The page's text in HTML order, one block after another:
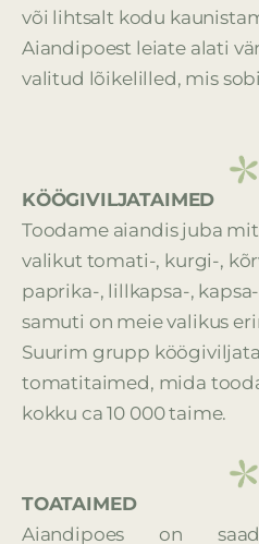
või lihtsalt kodu
Aiandipoest leiate alati
valitud lõikelilled, mis
KÖÖGIVILJATAIMED
Toodame aiandis juba
valikut tomati-, kurgi-,
paprika-, lillkapsa-,
samuti on meie valikus
Suurim grupp
tomatitaimed, mida
kokku ca 10 000 taime.
TOATAIMED
Aiandipoes on